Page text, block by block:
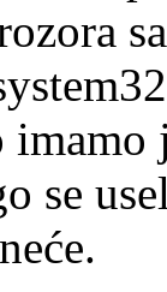
se